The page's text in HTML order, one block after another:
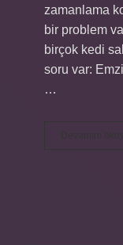
zamanlama
bir problem
birçok kedi
soru var:
…